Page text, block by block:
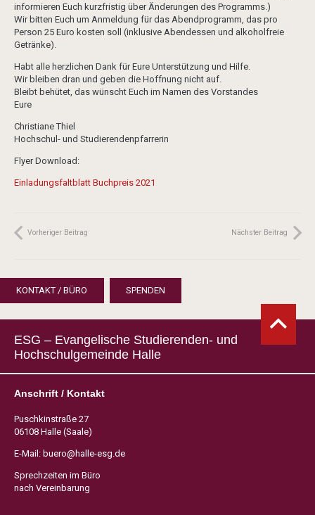
informieren Euch kurzfristig über Änderungen des Programms.)
Wir bitten Euch um Anmeldung für das Abendprogramm, das pro
Person 25 Euro kosten soll (inklusive Abendessen und alkoholfreie
Getränke).
Habt alle herzlichen Dank für Eure Unterstützung und Hilfe.
Wir bleiben dran und geben die Hoffnung nicht auf.
Bleibt behütet, das wünscht Euch im Namen des Vorstandes
Eure
Christiane Thiel
Hochschul- und Studierendenpfarrerin
Flyer Download:
Einladungsfaltblatt Buchpreis 2021
Vorheriger Beitrag Nächster Beitrag
KONTAKT / BÜRO SPENDEN
ESG – Evangelische Studierenden- und
Hochschulgemeinde Halle
Anschrift / Kontakt
Puschkinstraße 27
06108 Halle (Saale)
E-Mail: buero@halle-esg.de
Sprechzeiten im Büro
nach Vereinbarung